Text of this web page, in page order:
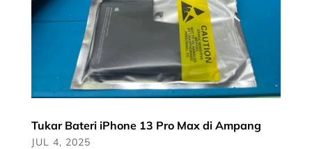
Tukar Bateri iPhone 13 Pro Max di Ampang
JUL 4, 2025